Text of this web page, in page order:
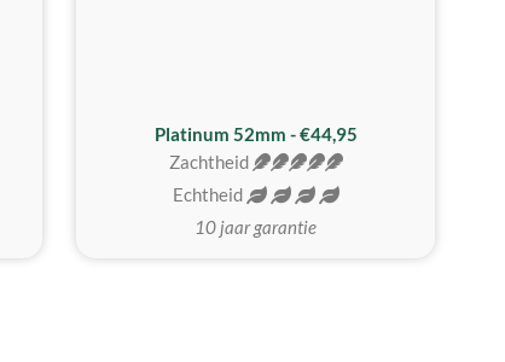
Platinum 52mm - €44,95
Zachtheid
Echtheid
10 jaar garantie